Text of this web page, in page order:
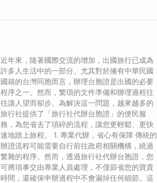
近年來，隨著國際交流的增加，出國旅行已成為
許多人生活中的一部分。尤其對於擁有中華民國
國籍的台灣同胞而言，辦理台胞證是出國的必要
程序之一。然而，繁瑣的文件準備和辦理過程往
往讓人望而卻步。為解決這一問題，越來越多的
旅行社提供了「旅行社代辦台胞證」的便民服
務，為您省去了瑣碎的流程，讓您更輕鬆、更快
速地踏上旅程。 1. 專業代辦，省心有保障 傳統的
辦證流程可能需要自行前往政府相關機構，繞過
繁雜的程序。然而，透過旅行社代辦台胞證，您
可將瑣事交由專業人員處理，不僅節省您的寶貴
時間，還確保申辦過程中不會漏掉任何細節。這